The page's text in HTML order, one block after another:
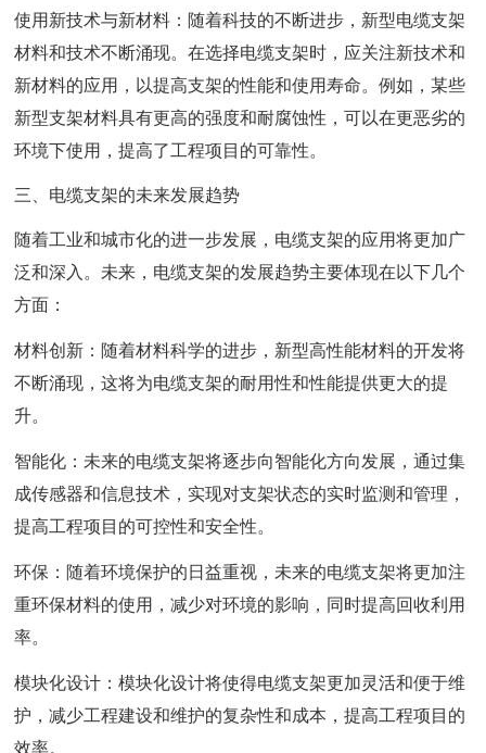
使用新技术与新材料：随着科技的不断进步，新型电缆支架
材料和技术不断涌现。在选择电缆支架时，应关注新技术和
新材料的应用，以提高支架的性能和使用寿命。例如，某些
新型支架材料具有更高的强度和耐腐蚀性，可以在更恶劣的
环境下使用，提高了工程项目的可靠性。
三、电缆支架的未来发展趋势
随着工业和城市化的进一步发展，电缆支架的应用将更加广
泛和深入。未来，电缆支架的发展趋势主要体现在以下几个
方面：
材料创新：随着材料科学的进步，新型高性能材料的开发将
不断涌现，这将为电缆支架的耐用性和性能提供更大的提
升。
智能化：未来的电缆支架将逐步向智能化方向发展，通过集
成传感器和信息技术，实现对支架状态的实时监测和管理，
提高工程项目的可控性和安全性。
环保：随着环境保护的日益重视，未来的电缆支架将更加注
重环保材料的使用，减少对环境的影响，同时提高回收利用
率。
模块化设计：模块化设计将使得电缆支架更加灵活和便于维
护，减少工程建设和维护的复杂性和成本，提高工程项目的
效率。